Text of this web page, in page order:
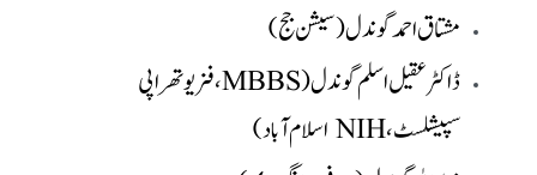
مشتاق احمد گوندل (سیشن جج)
ڈاکٹر عقیل اسلم گوندل (MBBS، فزیوتھراپی
سپیشلسٹ، NIH اسلام آباد)